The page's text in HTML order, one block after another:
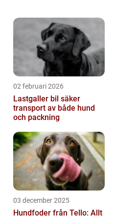
som revers kurtmo...
02 februari 2026
Lastgaller bil säker
transport av både hund
och packning
03 december 2025
Hundfoder från Tello: Allt